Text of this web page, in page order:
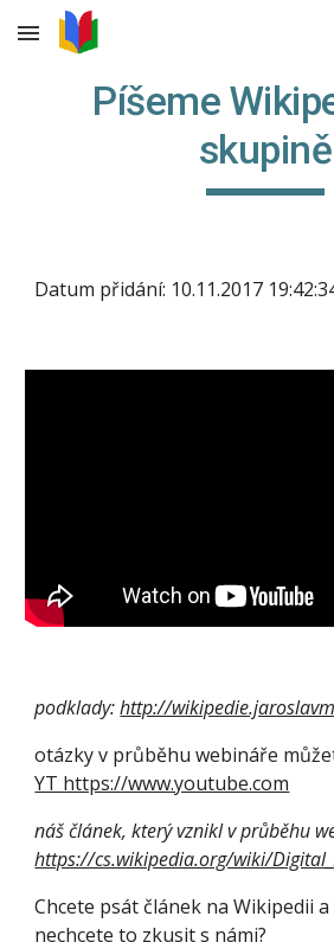
Skip to main content
Píšeme
skupině
Datum přidání: 10.11.2017
podklady: http://
YT https://www.youtube.com
https://cs.wikipedia.org/wiki/
Chcete psát článek na Wikipedii
nechcete to zkusit s námi?